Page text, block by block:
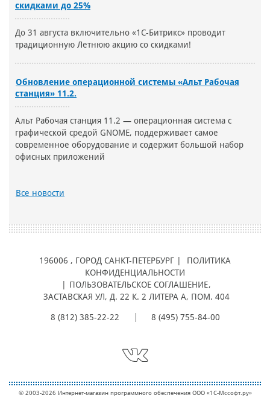
скидками до 25%
До 31 августа включительно «1С-Битрикс» проводит
традиционную Летнюю акцию со скидками!
Обновление операционной системы «Альт Рабочая
станция» 11.2.
Альт Рабочая станция 11.2 — операционная система с
графической средой GNOME, поддерживает самое
современное оборудование и содержит большой набор
офисных приложений
Все новости
196006 , ГОРОД САНКТ-ПЕТЕРБУРГ |
ПОЛИТИКА
КОНФИДЕНЦИАЛЬНОСТИ
ПОЛЬЗОВАТЕЛЬСКОЕ СОГЛАШЕНИЕ,
ЗАСТАВСКАЯ УЛ, Д. 22 К. 2 ЛИТЕРА А, ПОМ. 404
8 (812) 385-22-22 8 (495) 755-84-00
© 2003-2026 Интернет-магазин программного обеспечения ООО «1С-Мcсофт.ру»